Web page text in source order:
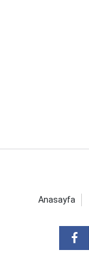
Anasayfa